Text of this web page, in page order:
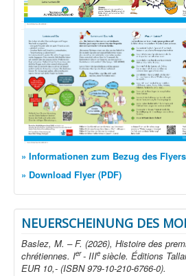
» Informationen zum Bezug des Flyers
» Download Flyer (PDF)
NEUERSCHEINUNG DES
Baslez, M. – F. (2026), Histoire des
chrétiennes. Ier- IIIe siècle. Éditions
EUR 10,- (ISBN 979-10-210-6766-0).